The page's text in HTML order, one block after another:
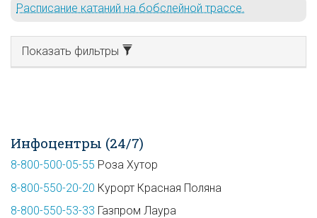
Расписание катаний на бобслейной трассе.
Показать фильтры
Инфоцентры (24/7)
8-800-500-05-55 Роза Хутор
8-800-550-20-20 Курорт Красная Поляна
8-800-550-53-33 Газпром Лаура